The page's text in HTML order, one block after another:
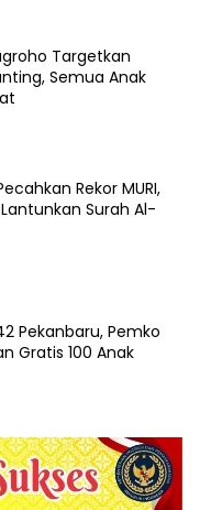
Targetkan
Semua Anak
Rekor MURI,
Surah Al-
Pekanbaru, Pemko
Gratis 100 Anak